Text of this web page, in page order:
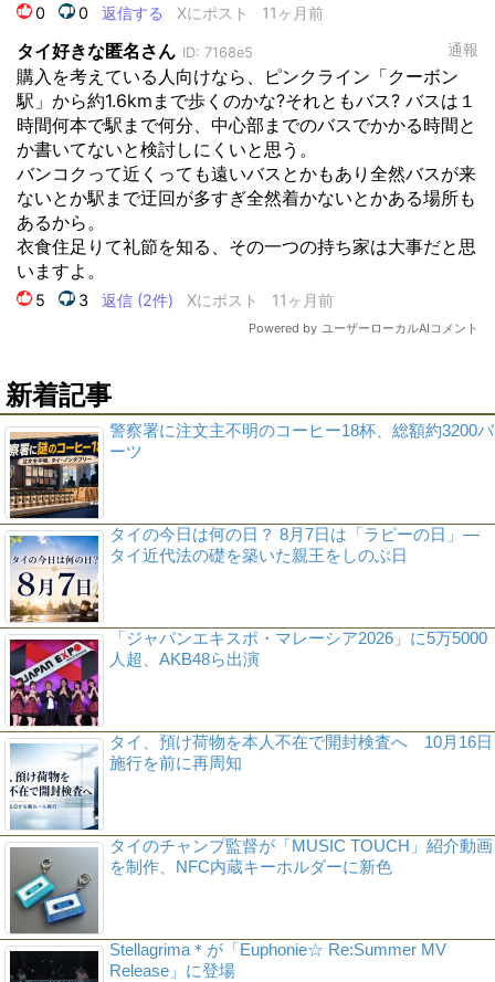
新着記事
警察署に注文主不明のコーヒー18杯、総額約3200バ
ーツ
タイの今日は何の日？ 8月7日は「ラピーの日」―
タイ近代法の礎を築いた親王をしのぶ日
「ジャパンエキスポ・マレーシア2026」に5万5000
人超、AKB48ら出演
タイ、預け荷物を本人不在で開封検査へ 10月16日
施行を前に再周知
タイのチャンプ監督が「MUSIC TOUCH」紹介動画
を制作、NFC内蔵キーホルダーに新色
Stellagrima＊が「Euphonie☆ Re:Summer MV
Release」に登場